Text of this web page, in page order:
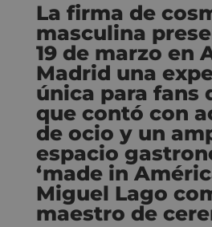
La firma de
masculina
19 de marzo en
Madrid una
única para fans
que contó con
de ocio y un
espacio
‘made in
Miguel Lago
maestro de